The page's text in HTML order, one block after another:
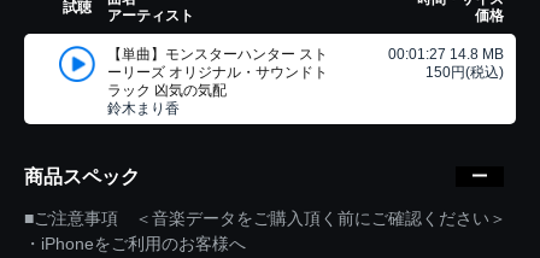
試聴
アーティスト
価格
【単曲】モンスターハンター スト
ーリーズ オリジナル・サウンドト
ラック 凶気の気配
鈴木まり香
00:01:27 14.8 MB
150円(税込)
商品スペック
■ご注意事項 ＜音楽データをご購入頂く前にご確認ください＞
・iPhoneをご利用のお客様へ